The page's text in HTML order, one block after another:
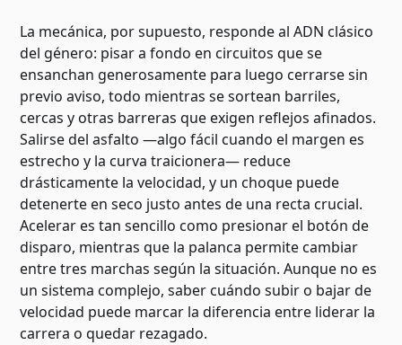
La mecánica, por supuesto, responde al ADN clásico
del género: pisar a fondo en circuitos que se
ensanchan generosamente para luego cerrarse sin
previo aviso, todo mientras se sortean barriles,
cercas y otras barreras que exigen reflejos afinados.
Salirse del asfalto —algo fácil cuando el margen es
estrecho y la curva traicionera— reduce
drásticamente la velocidad, y un choque puede
detenerte en seco justo antes de una recta crucial.
Acelerar es tan sencillo como presionar el botón de
disparo, mientras que la palanca permite cambiar
entre tres marchas según la situación. Aunque no es
un sistema complejo, saber cuándo subir o bajar de
velocidad puede marcar la diferencia entre liderar la
carrera o quedar rezagado.